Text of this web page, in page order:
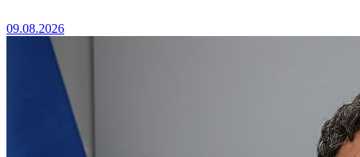
09.08.2026